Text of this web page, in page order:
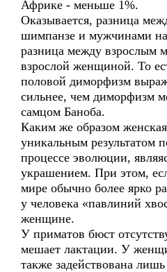
Африке - меньше 1%.
Оказывается, разница
шимпанзе и мужчинами
разница между взрослым
взрослой женщиной. То
половой диморфизм
сильнее, чем диморфизм
самцом Баноба.
Каким же образом женская
уникальным результатом
процессе эволюции,
украшением. При этом,
мире обычно более ярко
у человека «павлиний
женщине.
У приматов бюст
мешает лактации. У
также задействована